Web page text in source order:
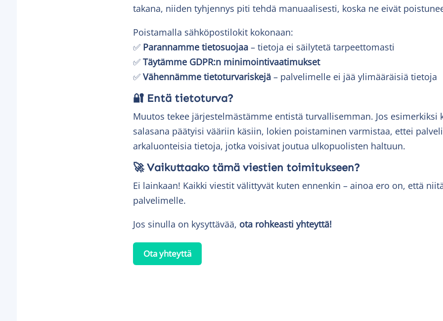
takana, niiden tyhjennys piti tehdä manuaalisesti, koska ne eivät
Poistamalla sähköpostilokit kokonaan:
✅ Parannamme tietosuojaa– tietoja ei säilytetä tarpeettomasti
✅ Täytämme GDPR:n minimointivaatimukset
✅ Vähennämme tietoturvariskejä– palvelimelle ei jää ylimääräisiä tietoja
🔐 Entä tietoturva?
Muutos tekee järjestelmästämme entistä turvallisemman. Jos esimerkiksi
salasana päätyisi vääriin käsiin, lokien poistaminen varmistaa, ettei
arkaluonteisia tietoja, jotka voisivat joutua ulkopuolisten haltuun.
🚀 Vaikuttaako tämä viestien toimitukseen?
Ei lainkaan! Kaikki viestit välittyvät kuten ennenkin – ainoa ero on, että
palvelimelle.
Jos sinulla on kysyttävää, ota rohkeasti yhteyttä!
Ota yhteyttä